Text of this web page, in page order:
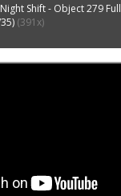
Shift - Object 279 Full
(391x)